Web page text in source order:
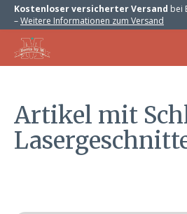
Kostenloser versicherter Versand bei
–Weitere Informationen zum Versand
Artikel mit